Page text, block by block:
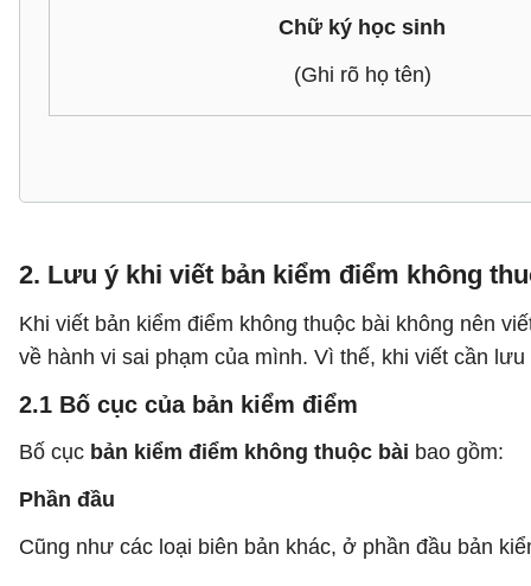
Chữ ký học sinh
(Ghi rõ họ tên)
2. Lưu ý khi viết bản kiểm điểm không
Khi viết bản kiểm điểm không thuộc bài không nên
về hành vi sai phạm của mình. Vì thế, khi viết cần
2.1 Bố cục của bản kiểm điểm
Bố cục bản kiểm điểm không thuộc bài bao gồm:
Phần đầu
Cũng như các loại biên bản khác, ở phần đầu bản